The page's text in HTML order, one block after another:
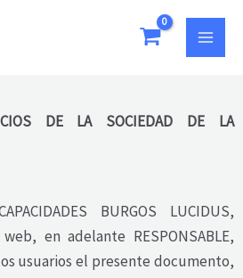
DE LA SOCIEDAD DE LA
BURGOS LUCIDUS,
en adelante RESPONSABLE,
usuarios el presente documento,